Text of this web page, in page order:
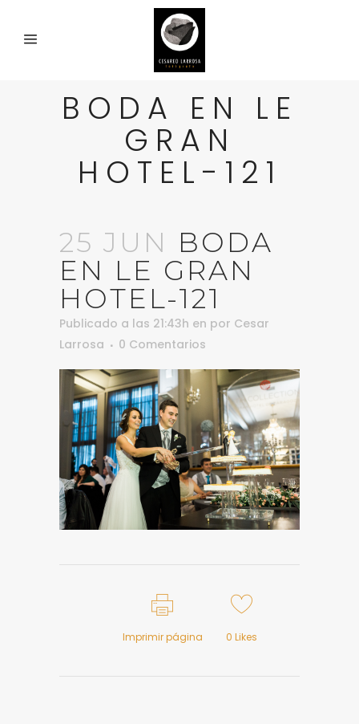
BODA EN LE
GRAN
HOTEL-121
25 JUN BODA
EN LE GRAN
HOTEL-121
Publicado a las 21:43h en por Cesar
Larrosa
0 Comentarios
Imprimir página 0 Likes